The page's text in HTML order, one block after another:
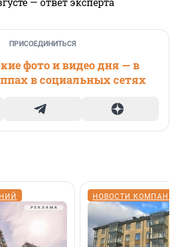
ПРИСОЕДИНИТЬСЯ
фото и видео дня — в
в социальных сетях
НОВОСТИ